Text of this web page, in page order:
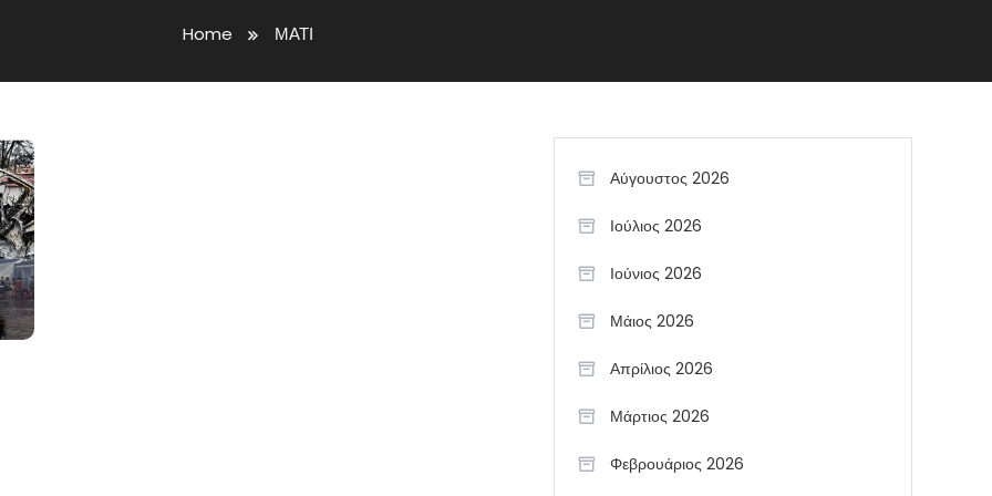
Home ΜΑΤΙ
Αύγουστος 2026
Ιούλιος 2026
Ιούνιος 2026
Μάιος 2026
Απρίλιος 2026
Μάρτιος 2026
Φεβρουάριος 2026